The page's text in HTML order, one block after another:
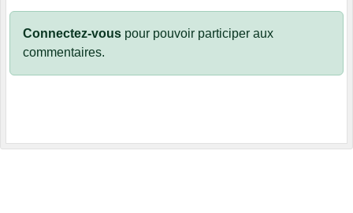
Connectez-vous pour pouvoir participer aux
commentaires.